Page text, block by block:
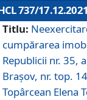
737/17.12.2021
Titlu:
cumpărarea
Republicii nr. 35,
Brașov, nr. top.
Topârcean Elena